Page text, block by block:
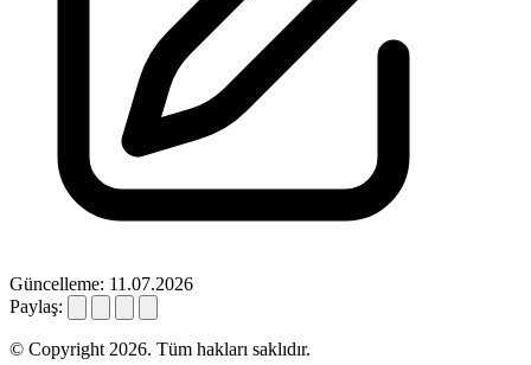
Güncelleme: 11.07.2026
Paylaş:
© Copyright 2026. Tüm hakları saklıdır.